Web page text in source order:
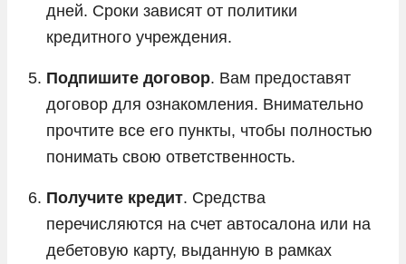
дней. Сроки зависят от политики
кредитного учреждения.
Подпишите договор. Вам предоставят
договор для ознакомления. Внимательно
прочтите все его пункты, чтобы полностью
понимать свою ответственность.
Получите кредит. Средства
перечисляются на счет автосалона или на
дебетовую карту, выданную в рамках